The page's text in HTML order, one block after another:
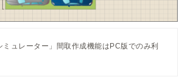
ミュレーター」間取作成機能はPC版でのみ利